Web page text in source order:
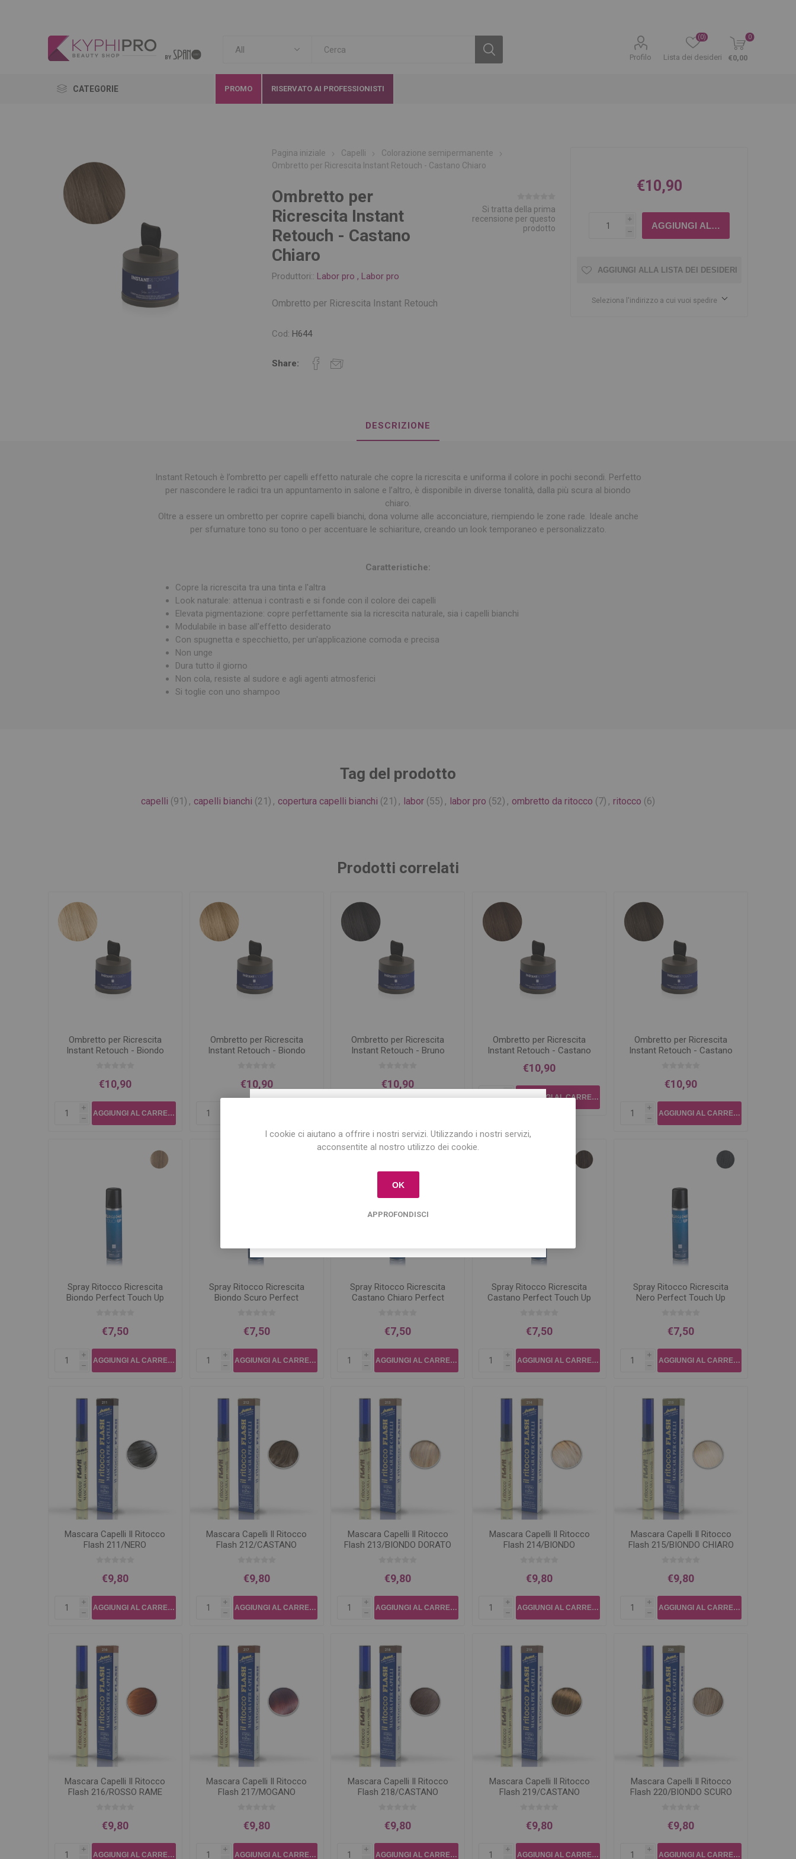
Iscriviti per conoscere le nostre ultime offerte
×
Profilo Lista dei desideri
(0) 0
€0,00
CATEGORIE PROMO RISERVATO AI PROFESSIONISTI
Pagina iniziale Capelli
Colorazione semipermanente
Ombretto per Ricrescita Instant Retouch - Castano Chiaro
Ombretto per
Ricrescita Instant
Retouch - Castano
Chiaro
Produttori:: Labor pro , Labor pro
Si tratta della prima
recensione per questo
prodotto
Ombretto per Ricrescita Instant Retouch
Cod: H644
Share:
€10,90
i
h
AGGIUNGI ALLA LISTA DEI DESIDERI
Seleziona l'indirizzo a cui vuoi spedire
DESCRIZIONE
Instant Retouch è l’ombretto per capelli effetto naturale che copre la ricrescita e uniforma il colore in pochi secondi. Perfetto
per nascondere le radici tra un appuntamento in salone e l’altro, è disponibile in diverse tonalità, dalla più scura al biondo
chiaro.
Oltre a essere un ombretto per coprire capelli bianchi, dona volume alle acconciature, riempiendo le zone rade. Ideale anche
per sfumature tono su tono o per accentuare le schiariture, creando un look temporaneo e personalizzato.
Caratteristiche:
Copre la ricrescita tra una tinta e l'altra
Look naturale: attenua i contrasti e si fonde con il colore dei capelli
Elevata pigmentazione: copre perfettamente sia la ricrescita naturale, sia i capelli bianchi
Modulabile in base all'effetto desiderato
Con spugnetta e specchietto, per un'applicazione comoda e precisa
Non unge
Dura tutto il giorno
Non cola, resiste al sudore e agli agenti atmosferici
Si toglie con uno shampoo
Tag del prodotto
capelli (91) , capelli bianchi (21) , copertura capelli bianchi (21) , labor (55) , labor pro (52) , ombretto da ritocco (7) , ritocco (6)
Prodotti correlati
Ombretto per Ricrescita
Instant Retouch - Biondo
€10,90
i
h
Ombretto per Ricrescita
Instant Retouch - Biondo
€10,90
Ombretto per Ricrescita
Instant Retouch - Bruno
€10,90
Ombretto per Ricrescita
Instant Retouch - Castano
€10,90
Ombretto per Ricrescita
Instant Retouch - Castano
€10,90
i
h
Spray Ritocco Ricrescita
Biondo Perfect Touch Up
€7,50
i
h
Spray Ritocco Ricrescita
Biondo Scuro Perfect
€7,50
i
h
Spray Ritocco Ricrescita
Castano Chiaro Perfect
€7,50
i
h
Spray Ritocco Ricrescita
Castano Perfect Touch Up
€7,50
i
h
Spray Ritocco Ricrescita
Nero Perfect Touch Up
€7,50
i
h
Mascara Capelli Il Ritocco
Flash 211/NERO
€9,80
i
h
Mascara Capelli Il Ritocco
Flash 212/CASTANO
€9,80
i
h
Mascara Capelli Il Ritocco
Flash 213/BIONDO DORATO
€9,80
i
h
Mascara Capelli Il Ritocco
Flash 214/BIONDO
€9,80
i
h
Mascara Capelli Il Ritocco
Flash 215/BIONDO CHIARO
€9,80
i
h
Mascara Capelli Il Ritocco
Flash 216/ROSSO RAME
€9,80
i
Mascara Capelli Il Ritocco
Flash 217/MOGANO
€9,80
i
Mascara Capelli Il Ritocco
Flash 218/CASTANO
€9,80
i
Mascara Capelli Il Ritocco
Flash 219/CASTANO
€9,80
i
Mascara Capelli Il Ritocco
Flash 220/BIONDO SCURO
€9,80
i
I cookie ci aiutano a offrire i nostri servizi. Utilizzando i nostri servizi,
acconsentite al nostro utilizzo dei cookie.
OK
APPROFONDISCI